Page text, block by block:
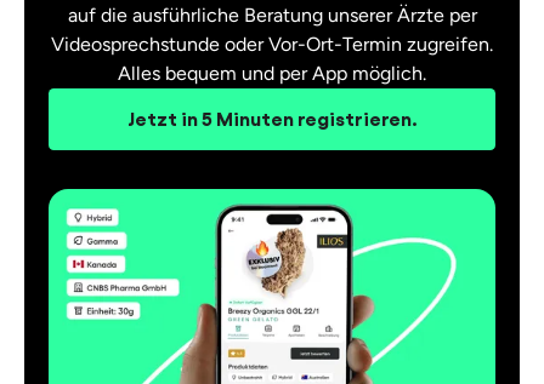
auf die ausführliche Beratung unserer Ärzte per
Videosprechstunde oder Vor-Ort-Termin zugreifen.
Alles bequem und per App möglich.
Jetzt in 5 Minuten registrieren.